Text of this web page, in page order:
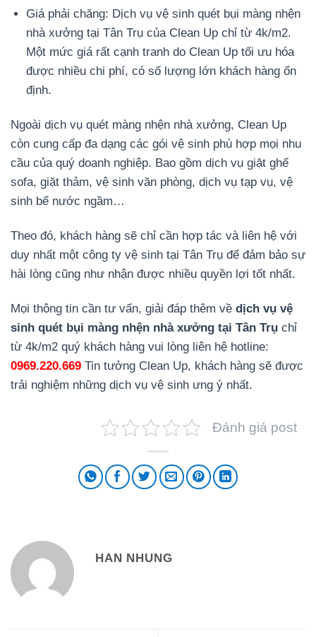
Giá phải chăng: Dịch vụ vệ sinh quét bụi màng nhện
nhà xưởng tại Tân Trụ của Clean Up chỉ từ 4k/m2.
Một mức giá rất cạnh tranh do Clean Up tối ưu hóa
được nhiều chi phí, có số lượng lớn khách hàng ổn
định.
Ngoài dịch vụ quét màng nhện nhà xưởng, Clean Up
còn cung cấp đa dạng các gói vệ sinh phù hợp mọi nhu
cầu của quý doanh nghiệp. Bao gồm dịch vụ giặt ghế
sofa, giặt thảm, vệ sinh văn phòng, dịch vụ tạp vụ, vệ
sinh bể nước ngầm…
Theo đó, khách hàng sẽ chỉ cần hợp tác và liên hệ với
duy nhất một công ty vệ sinh tại Tân Trụ để đảm bảo sự
hài lòng cũng như nhận được nhiều quyền lợi tốt nhất.
Mọi thông tin cần tư vấn, giải đáp thêm về dịch vụ vệ
sinh quét bụi màng nhện nhà xưởng tại Tân Trụ chỉ
từ 4k/m2 quý khách hàng vui lòng liên hệ hotline:
0969.220.669 Tin tưởng Clean Up, khách hàng sẽ được
trải nghiệm những dịch vụ vệ sinh ưng ý nhất.
Đánh giá post
HAN NHUNG